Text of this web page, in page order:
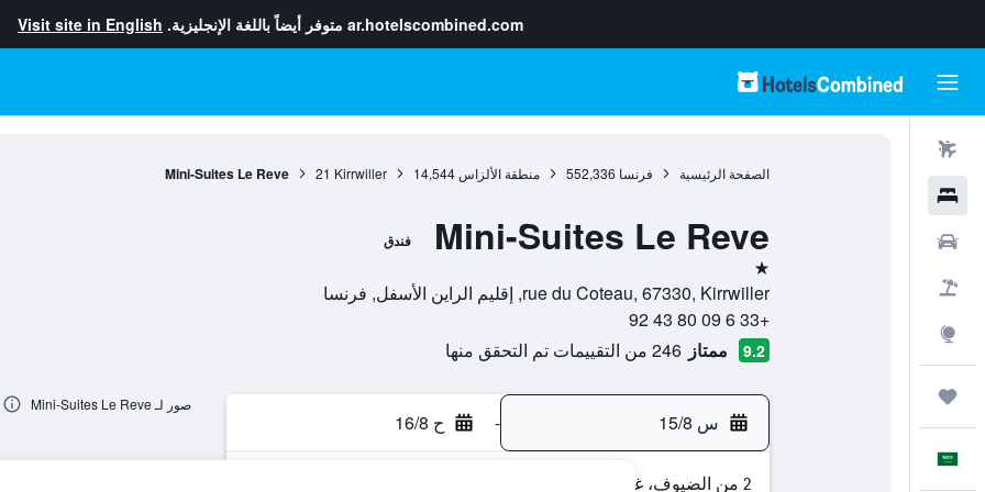
ar.hotelscombined.com متوفر أيضاً باللغة الإنجليزية. Visit site in English
الصفحة الرئيسية فرنسا 552,336 منطقة الألزاس 14,544
Kirrwiller
21
Mini-Suites Le Reve
Mini-Suites Le Reve فندق
نجمة واحدة
rue du Coteau, 67330, Kirrwiller, إقليم الراين الأسفل, فرنسا
+33 6 09 80 43 92
9.2 ممتاز 246 من التقييمات تم التحقق منها
س 15/8 - ح 16/8
2 من الضيوف، غرفة واحدة
صور لـ Mini-Suites Le Reve